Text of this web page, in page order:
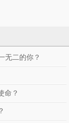
无二的你？
命？